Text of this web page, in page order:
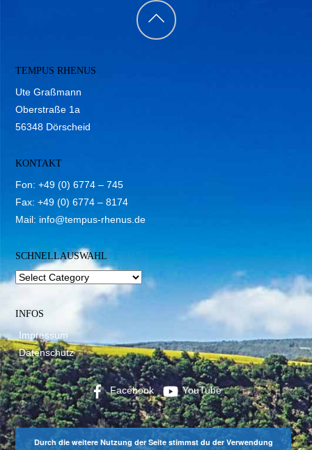
Back
TEMPUS RHENUS
Ute Graßmann
Oberstraße 1a
56348 Dörscheid
KONTAKT
Fon: +49 (0) 6774 – 745
Fax: +49 (0) 6774 – 8174
Mail: info@tempus-rhenus.de
SCHNELLAUSWAHL
INFOS
Impressum
Datenschutz
Facebook YouTube
Durch die weitere Nutzung der Seite stimmst du der Verwendung